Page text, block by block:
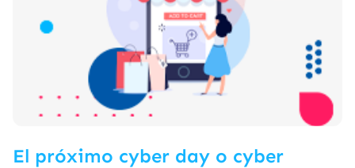
El próximo cyber day o cyber